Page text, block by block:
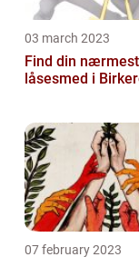
03 march 2023
Find din
låsesmed i
07 february 2023